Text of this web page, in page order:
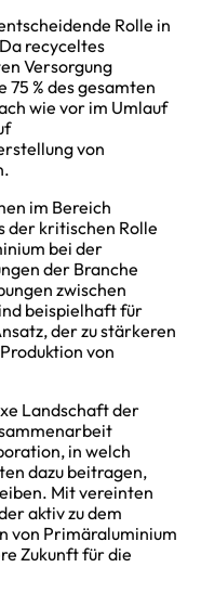
Rolle in
recyceltes
Versorgung
75 % des gesamten
wie vor im Umlauf
von
im Bereich
der kritischen Rolle
bei der
der Branche
zwischen
beispielhaft für
der zu stärkeren
von
Landschaft der
in welch
dazu beitragen,
Mit vereinten
aktiv zu dem
von Primäraluminium
Zukunft für die